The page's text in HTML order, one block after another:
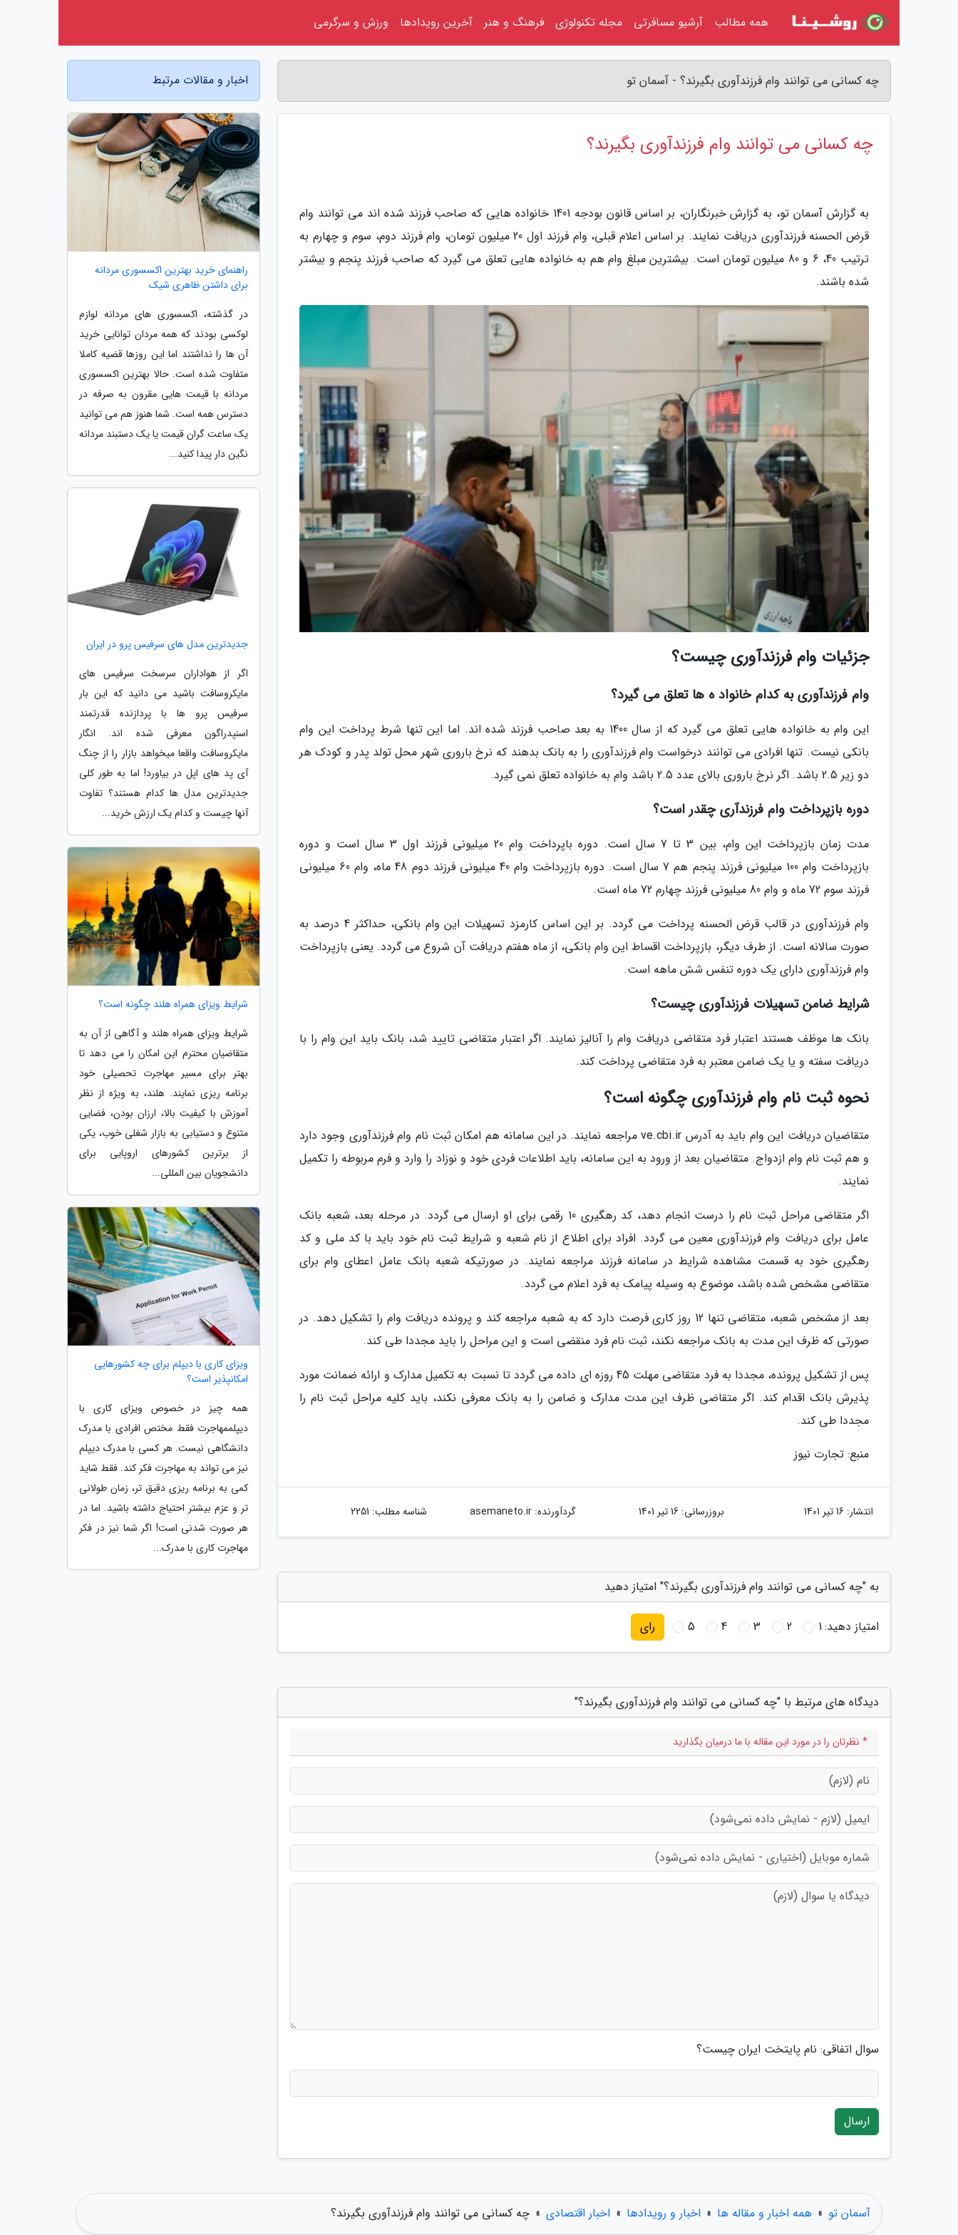
چه کسانی می توانند وام فرزندآوری بگیرند؟ - آسمان تو
چه کسانی می توانند وام فرزندآوری بگیرند؟
به گزارش آسمان تو، به گزارش خبرنگاران، بر اساس قانون بودجه 1401 خانواده هایی که صاحب فرزند شده اند می توانند وام
قرض الحسنه فرزندآوری دریافت نمایند. بر اساس اعلام قبلی، وام فرزند اول 20 میلیون تومان، وام فرزند دوم، سوم و چهارم به
ترتیب 40، 6 و 80 میلیون تومان است. بیشترین مبلغ وام هم به خانواده هایی تعلق می گیرد که صاحب فرزند پنجم و بیشتر
شده باشند.
جزئیات وام فرزندآوری چیست؟
وام فرزندآوری به کدام خانواد ه ها تعلق می گیرد؟
این وام به خانواده هایی تعلق می گیرد که از سال 1400 به بعد صاحب فرزند شده اند. اما این تنها شرط پرداخت این وام
بانکی نیست. تنها افرادی می توانند درخواست وام فرزندآوری را به بانک بدهند که نرخ باروری شهر محل تولد پدر و کودک هر
دو زیر 2.5 باشد. اگر نرخ باروری بالای عدد 2.5 باشد وام به خانواده تعلق نمی گیرد.
دوره بازپرداخت وام فرزندآری چقدر است؟
مدت زمان بازپرداخت این وام، بین 3 تا 7 سال است. دوره باپرداخت وام 20 میلیونی فرزند اول 3 سال است و دوره
بازپرداخت وام 100 میلیونی فرزند پنجم هم 7 سال است. دوره بازپرداخت وام 40 میلیونی فرزند دوم 48 ماه، وام 60 میلیونی
فرزند سوم 72 ماه و وام 80 میلیونی فرزند چهارم 72 ماه است.
وام فرزندآوری در قالب قرض الحسنه پرداخت می گردد. بر این اساس کارمزد تسهیلات این وام بانکی، حداکثر 4 درصد به
صورت سالانه است. از طرف دیگر، بازپرداخت اقساط این وام بانکی، از ماه هفتم دریافت آن شروع می گردد. یعنی بازپرداخت
وام فرزندآوری دارای یک دوره تنفس شش ماهه است.
شرایط ضامن تسهیلات فرزندآوری چیست؟
بانک ها موظف هستند اعتبار فرد متقاضی دریافت وام را آنالیز نمایند. اگر اعتبار متقاضی تایید شد، بانک باید این وام را با
دریافت سفته و یا یک ضامن معتبر به فرد متقاضی پرداخت کند.
نحوه ثبت نام وام فرزندآوری چگونه است؟
متقاضیان دریافت این وام باید به آدرس ve.cbi.ir مراجعه نمایند. در این سامانه هم امکان ثبت نام وام فرزندآوری وجود دارد
و هم ثبت نام وام ازدواج. متقاضیان بعد از ورود به این سامانه، باید اطلاعات فردی خود و نوزاد را وارد و فرم مربوطه را تکمیل
نمایند.
اگر متقاضی مراحل ثبت نام را درست انجام دهد، کد رهگیری 10 رقمی برای او ارسال می گردد. در مرحله بعد، شعبه بانک
عامل برای دریافت وام فرزندآوری معین می گردد. افراد برای اطلاع از نام شعبه و شرایط ثبت نام خود باید با کد ملی و کد
رهگیری خود به قسمت مشاهده شرایط در سامانه فرزند مراجعه نمایند. در صورتیکه شعبه بانک عامل اعطای وام برای
متقاضی مشخص شده باشد، موضوع به وسیله پیامک به فرد اعلام می گردد.
بعد از مشخص شعبه، متقاضی تنها 12 روز کاری فرصت دارد که به شعبه مراجعه کند و پرونده دریافت وام را تشکیل دهد. در
صورتی که ظرف این مدت به بانک مراجعه نکند، ثبت نام فرد منقضی است و این مراحل را باید مجددا طی کند.
پس از تشکیل پرونده، مجددا به فرد متقاضی مهلت 45 روزه ای داده می گردد تا نسبت به تکمیل مدارک و ارائه ضمانت مورد
پذیرش بانک اقدام کند. اگر متقاضی ظرف این مدت مدارک و ضامن را به بانک معرفی نکند، باید کلیه مراحل ثبت نام را
مجددا طی کند.
منبع: تجارت نیوز
انتشار: 16 تیر 1401 بروزرسانی: 16 تیر 1401 گردآورنده:asemaneto.ir شناسه مطلب: 2251
به "چه کسانی می توانند وام فرزندآوری بگیرند؟" امتیاز دهید
امتیاز دهید:1
2
3
4
5 رای
دیدگاه های مرتبط با "چه کسانی می توانند وام فرزندآوری بگیرند؟"
* نظرتان را در مورد این مقاله با ما درمیان بگذارید
سوال اتفاقی: نام پایتخت ایران چیست؟
ارسال
اخبار و مقالات مرتبط
راهنمای خرید بهترین اکسسوری مردانه
برای داشتن ظاهری شیک
در گذشته، اکسسوری های مردانه لوازم
لوکسی بودند که همه مردان توانایی خرید
آن ها را نداشتند اما این روزها قضیه کاملا
متفاوت شده است. حالا بهترین اکسسوری
مردانه با قیمت هایی مقرون به صرفه در
دسترس همه است. شما هنوز هم می توانید
یک ساعت گران قیمت یا یک دستبند مردانه
نگین دار پیدا کنید...
جدیدترین مدل های سرفیس پرو در ایران
اگر از هواداران سرسخت سرفیس های
مایکروسافت باشید می دانید که این بار
سرفیس پرو ها با پردازنده قدرتمند
اسنپدراگون معرفی شده اند. انگار
مایکروسافت واقعا میخواهد بازار را از چنگ
آی پد های اپل در بیاورد! اما به طور کلی
جدیدترین مدل ها کدام هستند؟ تفاوت
آنها چیست و کدام یک ارزش خرید...
شرایط ویزای همراه هلند چگونه است؟
شرایط ویزای همراه هلند و آگاهی از آن به
متقاضیان محترم این امکان را می دهد تا
بهتر برای مسیر مهاجرت تحصیلی خود
برنامه ریزی نمایند. هلند، به ویژه از نظر
آموزش با کیفیت بالا، ارزان بودن، فضایی
متنوع و دستیابی به بازار شغلی خوب، یکی
از برترین کشورهای اروپایی برای
دانشجویان بین المللی...
ویزای کاری با دیپلم برای چه کشورهایی
امکانپذیر است؟
همه چیز در خصوص ویزای کاری با
دیپلممهاجرت فقط مختص افرادی با مدرک
دانشگاهی نیست. هر کسی با مدرک دیپلم
نیز می تواند به مهاجرت فکر کند. فقط شاید
کمی به برنامه ریزی دقیق تر، زمان طولانی
تر و عزم بیشتر احتیاج داشته باشید. اما در
هر صورت شدنی است! اگر شما نیز در فکر
مهاجرت کاری با مدرک...
آسمان تو » همه اخبار و مقاله ها » اخبار و رویدادها » اخبار اقتصادی » چه کسانی می توانند وام فرزندآوری بگیرند؟
همه مطالب آرشیو مسافرتی مجله تکنولوژی فرهنگ و هنر آخرین رویدادها ورزش و سرگرمی